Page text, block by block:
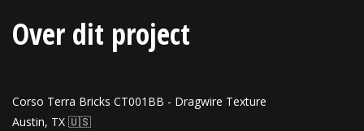
Over dit project
Corso Terra Bricks CT001BB - Dragwire Texture
Austin, TX 🇺🇸